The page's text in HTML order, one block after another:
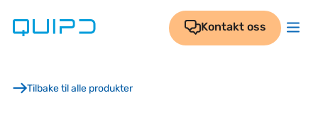
Kontakt oss
Tilbake til alle produkter